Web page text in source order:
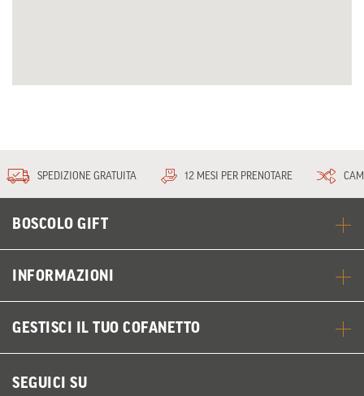
SPEDIZIONE GRATUITA 12 MESI PER PRENOTARE
BOSCOLO GIFT
INFORMAZIONI
GESTISCI IL TUO COFANETTO
SEGUICI SU